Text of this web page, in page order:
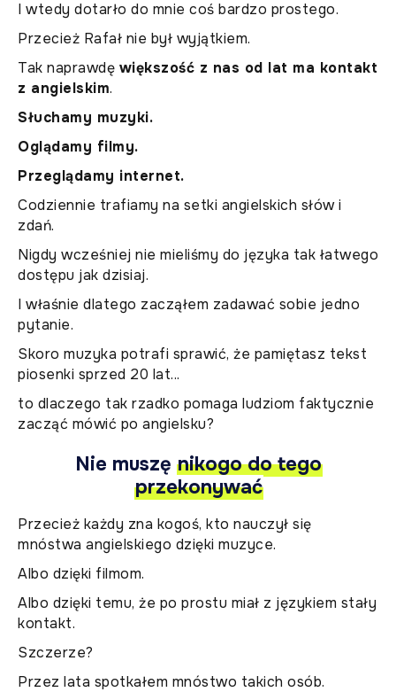
I wtedy dotarło do mnie coś bardzo prostego.
Przecież Rafał nie był wyjątkiem.
Tak naprawdę większość z nas od lat ma kontakt
z angielskim.
Słuchamy muzyki.
Oglądamy filmy.
Przeglądamy internet.
Codziennie trafiamy na setki angielskich słów i
zdań.
Nigdy wcześniej nie mieliśmy do języka tak łatwego
dostępu jak dzisiaj.
I właśnie dlatego zacząłem zadawać sobie jedno
pytanie.
Skoro muzyka potrafi sprawić, że pamiętasz tekst
piosenki sprzed 20 lat...
to dlaczego tak rzadko pomaga ludziom faktycznie
zacząć mówić po angielsku?
Nie muszę nikogo do tego
przekonywać
Przecież każdy zna kogoś, kto nauczył się
mnóstwa angielskiego dzięki muzyce.
Albo dzięki filmom.
Albo dzięki temu, że po prostu miał z językiem stały
kontakt.
Szczerze?
Przez lata spotkałem mnóstwo takich osób.